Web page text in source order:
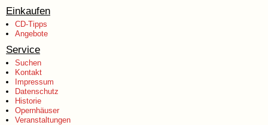
Einkaufen
CD-Tipps
Angebote
Service
Suchen
Kontakt
Impressum
Datenschutz
Historie
Opernhäuser
Veranstaltungen